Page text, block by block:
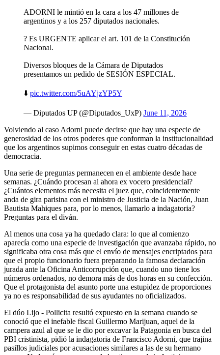
ADORNI le mintió en la cara a los 47 millones de
argentinos y a los 257 diputados nacionales.
? Es URGENTE aplicar el art. 101 de la Constitución
Nacional.
Diversos bloques de la Cámara de Diputados
presentamos un pedido de SESIÓN ESPECIAL.
⬇️ pic.twitter.com/5uAYjzYP5Y
— Diputados UP (@Diputados_UxP) June 11, 2026
Volviendo al caso Adorni puede decirse que hay una especie de
generosidad de los otros poderes que conforman la institucionalidad
que los argentinos supimos conseguir en estas cuatro décadas de
democracia.
Una serie de preguntas permanecen en el ambiente desde hace
semanas. ¿Cuándo procesan al ahora ex vocero presidencial?
¿Cuántos elementos más necesita el juez que, coincidentemente
anda de gira parisina con el ministro de Justicia de la Nación, Juan
Bautista Mahiques para, por lo menos, llamarlo a indagatoria?
Preguntas para el diván.
Al menos una cosa ya ha quedado clara: lo que al comienzo
aparecía como una especie de investigación que avanzaba rápido, no
significaba otra cosa más que el envío de mensajes encriptados para
que el propio funcionario fuera preparando la famosa declaración
jurada ante la Oficina Anticorrupción que, cuando uno tiene los
números ordenados, no demora más de dos horas en su confección.
Que el protagonista del asunto porte una estupidez de proporciones
ya no es responsabilidad de sus ayudantes no oficializados.
El dúo Lijo - Pollicita resultó expuesto en la semana cuando se
conoció que el inefable fiscal Guillermo Marijuan, aquel de la
campera azul al que se le dio por excavar la Patagonia en busca del
PBI cristinista, pidió la indagatoria de Francisco Adorni, que trajina
pasillos judiciales por acusaciones similares a las de su hermano